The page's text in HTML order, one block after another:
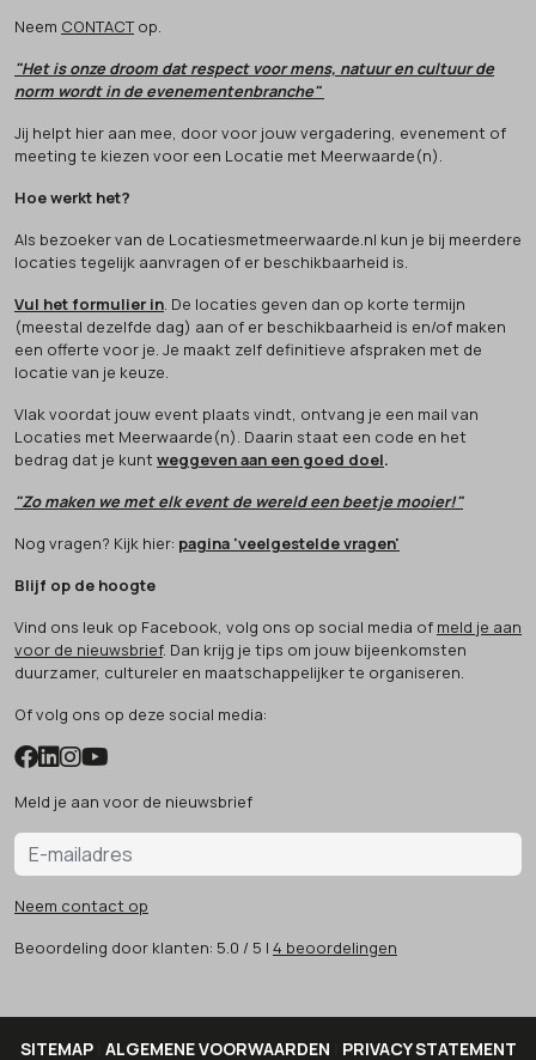
Neem CONTACTop.
"Het is onze droom dat respect voor mens, natuur en cultuur de
norm wordt in de evenementenbranche"
Jij helpt hier aan mee, door voor jouw vergadering, evenement of
meeting te kiezen voor een Locatie met Meerwaarde(n).
Hoe werkt het?
Als bezoeker van de Locatiesmetmeerwaarde.nl kun je bij meerdere
locaties tegelijk aanvragen of er beschikbaarheid is.
Vul het formulier in. De locaties geven dan op korte termijn
(meestal dezelfde dag) aan of er beschikbaarheid is en/of maken
een offerte voor je. Je maakt zelf definitieve afspraken met de
locatie van je keuze.
Vlak voordat jouw event plaats vindt, ontvang je een mail van
Locaties met Meerwaarde(n). Daarin staat een code en het
bedrag dat je kunt weggeven aan een goed doel.
"Zo maken we met elk event de wereld een beetje mooier!"
Nog vragen? Kijk hier: pagina 'veelgestelde vragen'
Blijf op de hoogte
Vind ons leuk op Facebook, volg ons op social media of meld je aan
voor de nieuwsbrief. Dan krijg je tips om jouw bijeenkomsten
duurzamer, cultureler en maatschappelijker te organiseren.
Of volg ons op deze social media:
Meld je aan voor de nieuwsbrief
Neem contact op
Beoordeling door klanten: 5.0 / 5 | 4 beoordelingen
SITEMAP| ALGEMENE VOORWAARDEN PRIVACY STATEMENT